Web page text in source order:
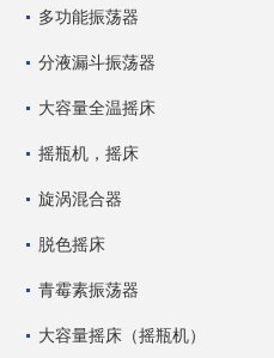
多功能振荡器
分液漏斗振荡器
大容量全温摇床
摇瓶机，摇床
旋涡混合器
脱色摇床
青霉素振荡器
大容量摇床（摇瓶机）